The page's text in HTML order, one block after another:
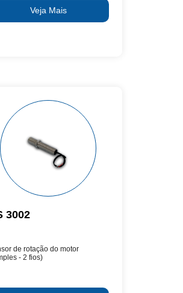
Veja Mais
3002
de rotação do motor
- 2 fios)